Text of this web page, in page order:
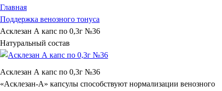
Главная
Поддержка венозного тонуса
Асклезан А капс по 0,3г №36
Натуральный состав
Асклезан А капс по 0,3г №36
«Асклезан-А» капсулы способствуют нормализации венозного